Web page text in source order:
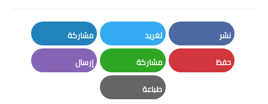
نشر
Facebook
تغريد
Twitter
مشاركة
LinkedIn
حفظ مشاركة
Whatsapp
إرسال
طباعة